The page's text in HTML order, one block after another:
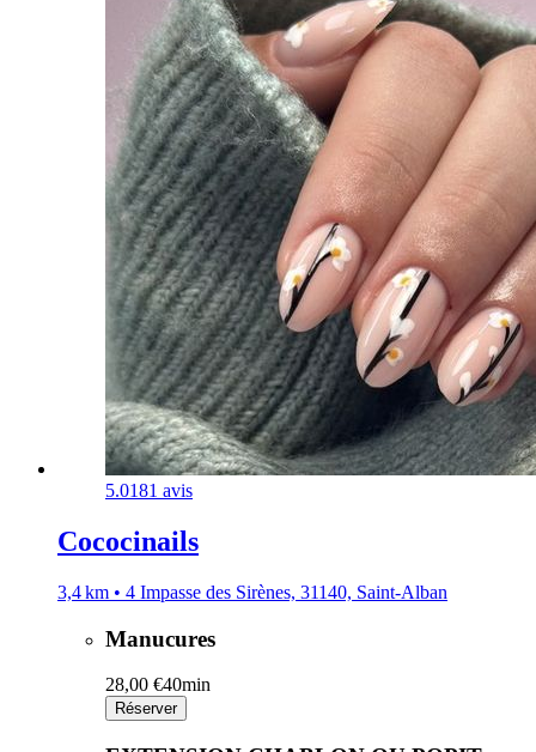
5.0181 avis
Cococinails
3,4 km • 4 Impasse des Sirènes, 31140, Saint-Alban
Manucures
28,00 €40min
Réserver